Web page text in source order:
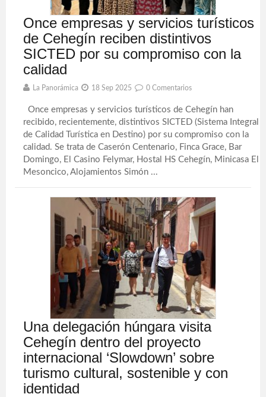
Once empresas y servicios turísticos
de Cehegín reciben distintivos
SICTED por su compromiso con la
calidad
La Panorámica 18 Sep 2025 0 Comentarios
Once empresas y servicios turísticos de Cehegín han
recibido, recientemente, distintivos SICTED (Sistema Integral
de Calidad Turística en Destino) por su compromiso con la
calidad. Se trata de Caserón Centenario, Finca Grace, Bar
Domingo, El Casino Felymar, Hostal HS Cehegín, Minicasa El
Mesoncico, Alojamientos Simón ...
Una delegación húngara visita
Cehegín dentro del proyecto
internacional ‘Slowdown’ sobre
turismo cultural, sostenible y con
identidad